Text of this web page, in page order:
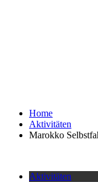
Home
Aktivitäten
Marokko
Aktivitäten